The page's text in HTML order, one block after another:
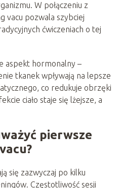
W połączeniu z
vacu pozwala szybciej
ćwiczeniach o tej
aspekt hormonalny –
tkanek wpływają na lepsze
co redukuje obrzęki
ciało staje się lżejsze, a
pierwsze
się zazwyczaj po kilku
Częstotliwość sesji